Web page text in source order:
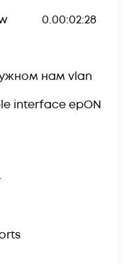
0.00:02:28
нам vlan
interface epON